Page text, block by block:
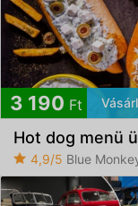
3 190 Ft
Hot dog menü
4,9/5 Blue